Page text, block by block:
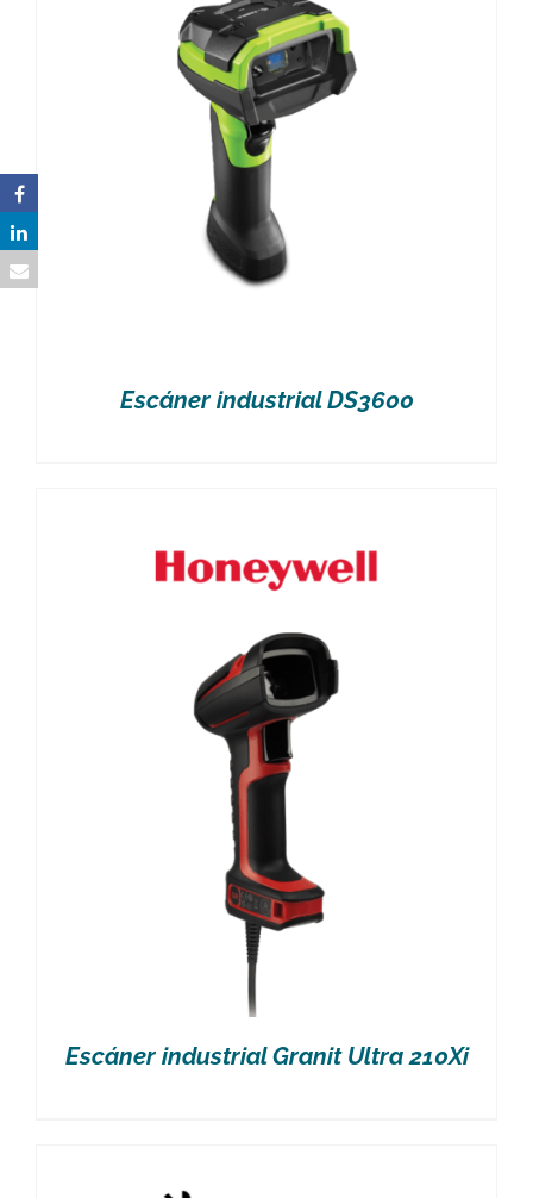
Escáner industrial DS3600
Escáner industrial Granit Ultra 210Xi